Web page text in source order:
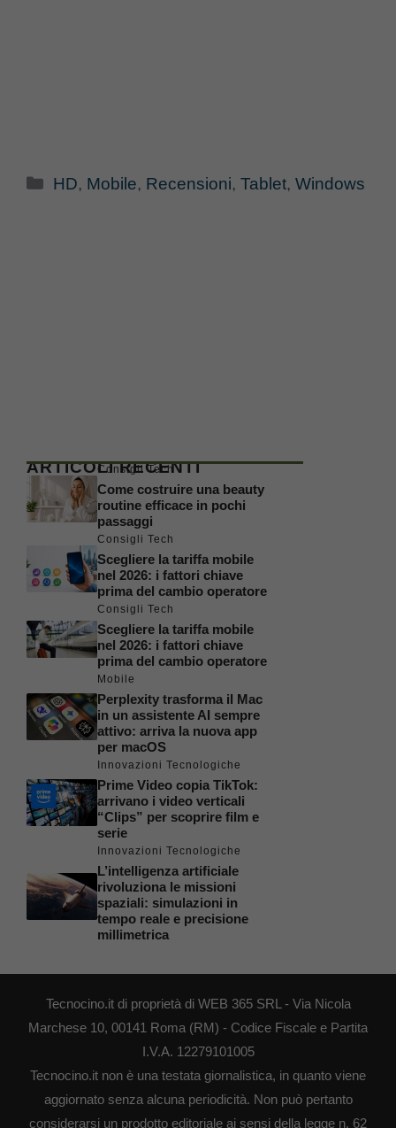
Categorie
HD, Mobile, Recensioni,Tablet,Windows
ARTICOLI RECENTI
Consigli Tech
Come costruire una beauty
routine efficace in pochi
passaggi
Consigli Tech
Scegliere la tariffa mobile
nel 2026: i fattori chiave
prima del cambio operatore
Consigli Tech
Scegliere la tariffa mobile
nel 2026: i fattori chiave
prima del cambio operatore
Mobile
Perplexity trasforma il Mac
in un assistente AI sempre
attivo: arriva la nuova app
per macOS
Innovazioni Tecnologiche
Prime Video copia TikTok:
arrivano i video verticali
“Clips” per scoprire film e
serie
Innovazioni Tecnologiche
L’intelligenza artificiale
rivoluziona le missioni
spaziali: simulazioni in
tempo reale e precisione
millimetrica
Tecnocino.it di proprietà di WEB 365 SRL - Via Nicola
Marchese 10, 00141 Roma (RM) - Codice Fiscale e Partita
I.V.A. 12279101005
Tecnocino.it non è una testata giornalistica, in quanto viene
aggiornato senza alcuna periodicità. Non può pertanto
considerarsi un prodotto editoriale ai sensi della legge n. 62